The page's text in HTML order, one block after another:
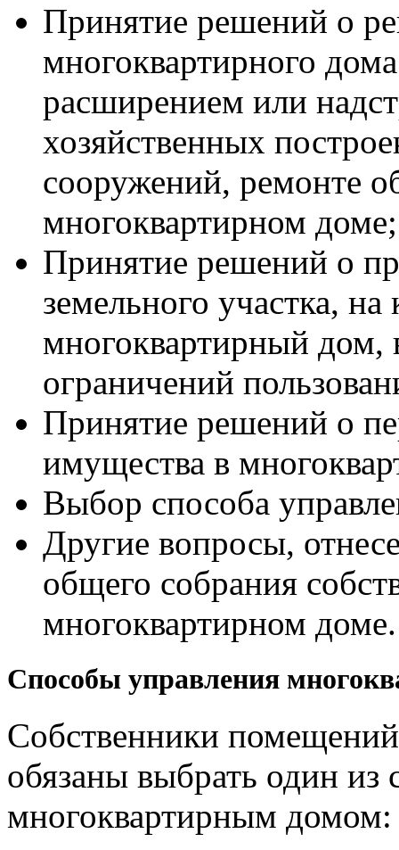
Принятие решений о
многоквартирного
расширением или
хозяйственных
сооружений, ремонте
многоквартирном доме;
Принятие решений о
земельного участка,
многоквартирный дом,
ограничений
Принятие решений о
имущества в
Выбор способа
Другие вопросы,
общего собрания
многоквартирном доме.
Способы управления
Собственники
обязаны выбрать один из
многоквартирным домом: